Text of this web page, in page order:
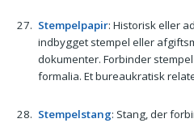
Stempelpapir: Historisk eller
indbygget stempel eller
dokumenter. Forbinder
formalia. Et bureaukratisk
Stempelstang: Stang, der